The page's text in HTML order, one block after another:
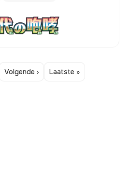
Volgende › Laatste »